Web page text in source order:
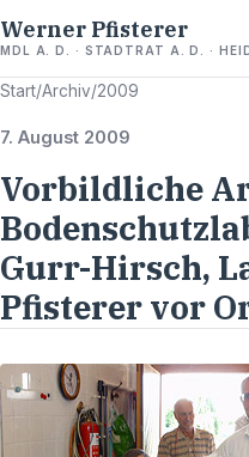
Werner Pfisterer
MDL A. D. · STADTRAT A. D. ·
Start/Archiv/2009
7. August 2009
Vorbildliche
Gurr-Hirsch,
Pfisterer vor